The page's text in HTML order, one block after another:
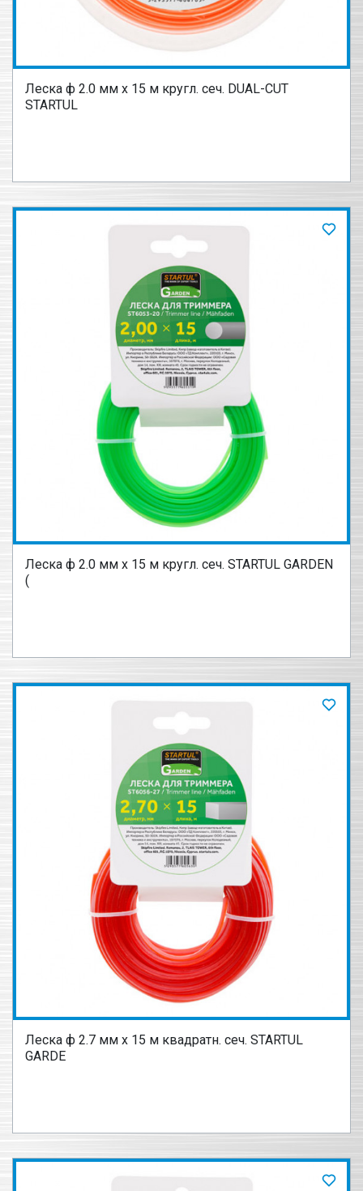
Леска ф 2.0 мм х 15 м кругл. сеч. DUAL-CUT
STARTUL
Леска ф 2.0 мм х 15 м кругл. сеч. STARTUL GARDEN
(
Леска ф 2.7 мм х 15 м квадратн. сеч. STARTUL
GARDE